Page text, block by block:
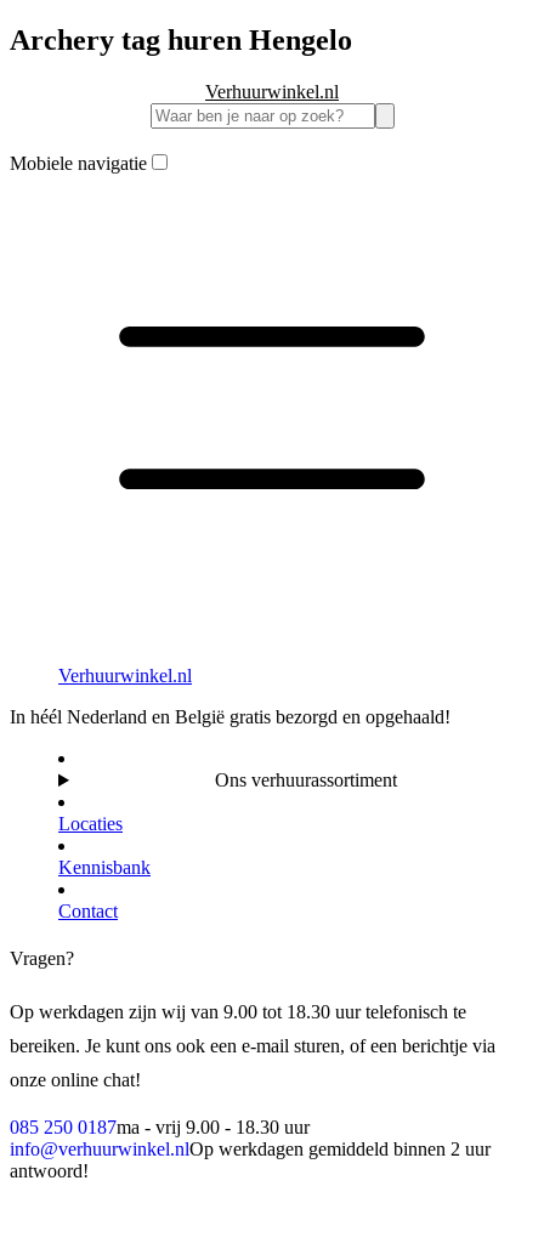
Archery tag huren Hengelo
Verhuurwinkel.nl
Mobiele navigatie
Verhuurwinkel.nl
In héél Nederland en België gratis bezorgd en opgehaald!
Ons verhuurassortiment
Locaties
Kennisbank
Contact
Vragen?
Op werkdagen zijn wij van 9.00 tot 18.30 uur telefonisch te
bereiken. Je kunt ons ook een e-mail sturen, of een berichtje via
onze online chat!
085 250 0187ma - vrij 9.00 - 18.30 uur
info@verhuurwinkel.nlOp werkdagen gemiddeld binnen 2 uur
antwoord!